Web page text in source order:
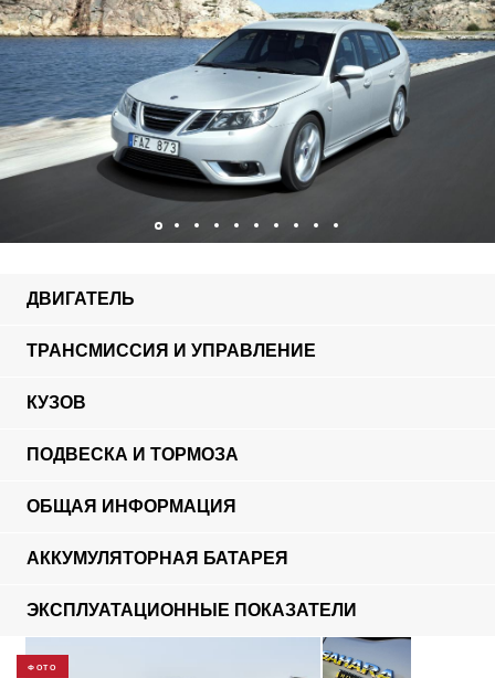
ДВИГАТЕЛЬ
ТРАНСМИССИЯ И УПРАВЛЕНИЕ
КУЗОВ
ПОДВЕСКА И ТОРМОЗА
ОБЩАЯ ИНФОРМАЦИЯ
АККУМУЛЯТОРНАЯ БАТАРЕЯ
ЭКСПЛУАТАЦИОННЫЕ ПОКАЗАТЕЛИ
ФОТО